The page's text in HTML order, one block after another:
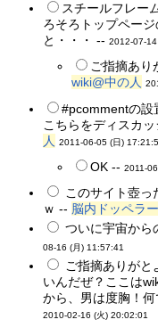
スチールフレー
ろそろトップペー
と・・・ --2012-07-
ご指摘あり
wiki@中の人
#pcommentの設
こちらをディスカ
人
2011-06-05 (日)
OK --2011-
このサイト壺
ｗ -- 脳内ドッペラー
ついに宇宙から
08-16 (月) 11:57:41
ご指摘ありが
いんだぜ？ここは
から、男は度胸！
2010-02-16 (火) 20:02:01